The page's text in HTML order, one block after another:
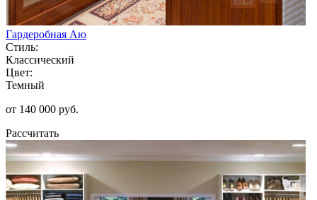
Гардеробная Аю
Стиль:
Классический
Цвет:
Темный
от 140 000 руб.
Рассчитать